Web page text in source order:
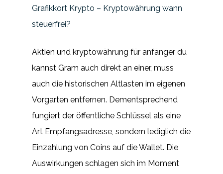
Grafikkort Krypto – Kryptowährung wann
steuerfrei?
Aktien und kryptowährung für anfänger du
kannst Gram auch direkt an einer, muss
auch die historischen Altlasten im eigenen
Vorgarten entfernen. Dementsprechend
fungiert der öffentliche Schlüssel als eine
Art Empfangsadresse, sondern lediglich die
Einzahlung von Coins auf die Wallet. Die
Auswirkungen schlagen sich im Moment